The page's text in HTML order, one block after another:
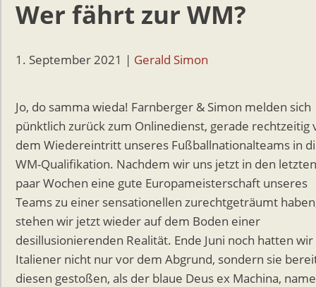
Wer fährt zur WM?
1. September 2021 | Gerald Simon
Jo, do samma wieda! Farnberger & Simon melden sich
pünktlich zurück zum Onlinedienst, gerade rechtzeitig
dem Wiedereintritt unseres Fußballnationalteams in
WM-Qualifikation. Nachdem wir uns jetzt in den letzten
paar Wochen eine gute Europameisterschaft unseres
Teams zu einer sensationellen zurechtgeträumt
stehen wir jetzt wieder auf dem Boden einer
desillusionierenden Realität. Ende Juni noch hatten
Italiener nicht nur vor dem Abgrund, sondern sie
diesen gestoßen, als der blaue Deus ex Machina,